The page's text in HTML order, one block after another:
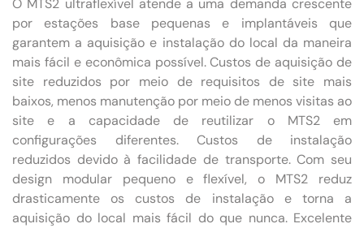
O MTS2 ultraflexível atende a uma demanda crescente
por estações base pequenas e implantáveis ​​que
garantem a aquisição e instalação do local da maneira
mais fácil e econômica possível. Custos de aquisição de
site reduzidos por meio de requisitos de site mais
baixos, menos manutenção por meio de menos visitas ao
site e a capacidade de reutilizar o MTS2 em
configurações diferentes. Custos de instalação
reduzidos devido à facilidade de transporte. Com seu
design modular pequeno e flexível, o MTS2 reduz
drasticamente os custos de instalação e torna a
aquisição do local mais fácil do que nunca. Excelente